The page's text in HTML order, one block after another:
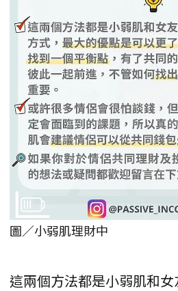
圖／小弱肌理財中
這兩個方法都是小弱肌和